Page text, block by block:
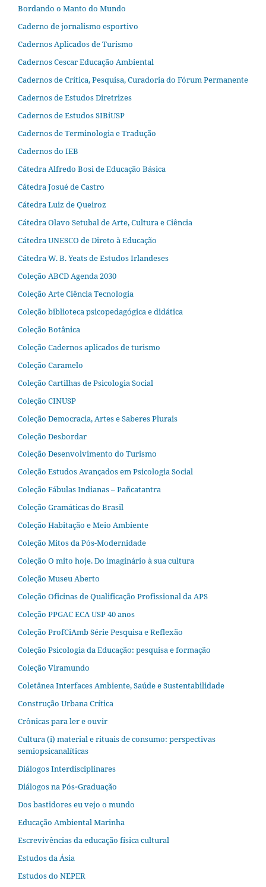
Bordando o Manto do Mundo
Caderno de jornalismo esportivo
Cadernos Aplicados de Turismo
Cadernos Cescar Educação Ambiental
Cadernos de Crítica, Pesquisa, Curadoria do Fórum Permanente
Cadernos de Estudos Diretrizes
Cadernos de Estudos SIBiUSP
Cadernos de Terminologia e Tradução
Cadernos do IEB
Cátedra Alfredo Bosi de Educação Básica
Cátedra Josué de Castro
Cátedra Luiz de Queiroz
Cátedra Olavo Setubal de Arte, Cultura e Ciência
Cátedra UNESCO de Direto à Educação
Cátedra W. B. Yeats de Estudos Irlandeses
Coleção ABCD Agenda 2030
Coleção Arte Ciência Tecnologia
Coleção biblioteca psicopedagógica e didática
Coleção Botânica
Coleção Cadernos aplicados de turismo
Coleção Caramelo
Coleção Cartilhas de Psicologia Social
Coleção CINUSP
Coleção Democracia, Artes e Saberes Plurais
Coleção Desbordar
Coleção Desenvolvimento do Turismo
Coleção Estudos Avançados em Psicologia Social
Coleção Fábulas Indianas – Pañcatantra
Coleção Gramáticas do Brasil
Coleção Habitação e Meio Ambiente
Coleção Mitos da Pós-Modernidade
Coleção O mito hoje. Do imaginário à sua cultura
Coleção Museu Aberto
Coleção Oficinas de Qualificação Profissional da APS
Coleção PPGAC ECA USP 40 anos
Coleção ProfCiAmb Série Pesquisa e Reflexão
Coleção Psicologia da Educação: pesquisa e formação
Coleção Viramundo
Coletânea Interfaces Ambiente, Saúde e Sustentabilidade
Construção Urbana Crítica
Crônicas para ler e ouvir
Cultura (i) material e rituais de consumo: perspectivas
semiopsicanalíticas
Diálogos Interdisciplinares
Diálogos na Pós‐Graduação
Dos bastidores eu vejo o mundo
Educação Ambiental Marinha
Escrevivências da educação física cultural
Estudos da Ásia​
Estudos do NEPER